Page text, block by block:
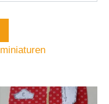
miniaturen